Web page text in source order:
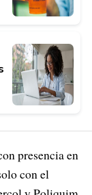
presencia en
con el